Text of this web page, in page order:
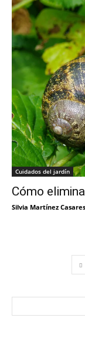
Cuidados del jardín
Cómo
Silvia Martínez Casares